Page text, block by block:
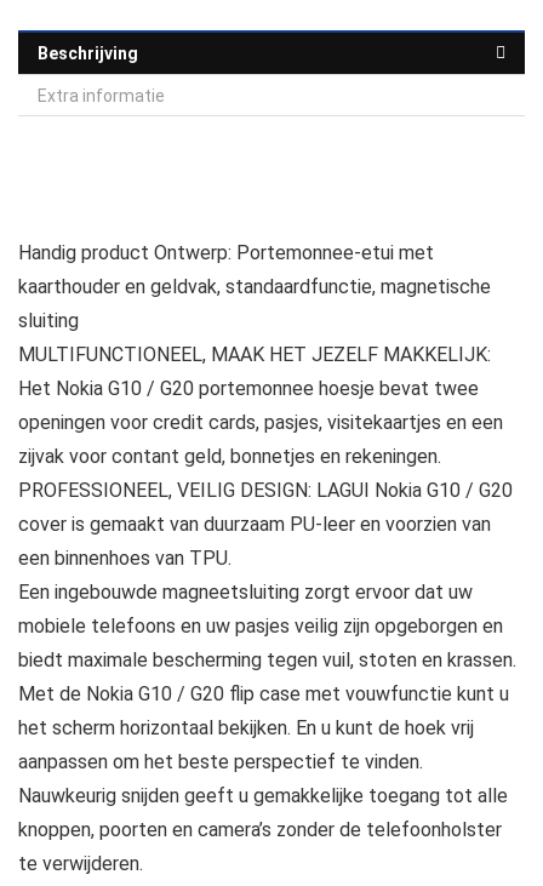
Beschrijving
Extra informatie
Handig product Ontwerp: Portemonnee-etui met
kaarthouder en geldvak, standaardfunctie, magnetische
sluiting
MULTIFUNCTIONEEL, MAAK HET JEZELF MAKKELIJK:
Het Nokia G10 / G20 portemonnee hoesje bevat twee
openingen voor credit cards, pasjes, visitekaartjes en een
zijvak voor contant geld, bonnetjes en rekeningen.
PROFESSIONEEL, VEILIG DESIGN: LAGUI Nokia G10 / G20
cover is gemaakt van duurzaam PU-leer en voorzien van
een binnenhoes van TPU.
Een ingebouwde magneetsluiting zorgt ervoor dat uw
mobiele telefoons en uw pasjes veilig zijn opgeborgen en
biedt maximale bescherming tegen vuil, stoten en krassen.
Met de Nokia G10 / G20 flip case met vouwfunctie kunt u
het scherm horizontaal bekijken. En u kunt de hoek vrij
aanpassen om het beste perspectief te vinden.
Nauwkeurig snijden geeft u gemakkelijke toegang tot alle
knoppen, poorten en camera’s zonder de telefoonholster
te verwijderen.